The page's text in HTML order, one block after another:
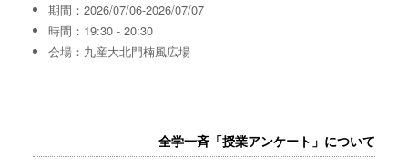
期間：2026/07/06-2026/07/07
時間：19:30 - 20:30
会場：九産大北門楠風広場
全学一斉「授業アンケート」について